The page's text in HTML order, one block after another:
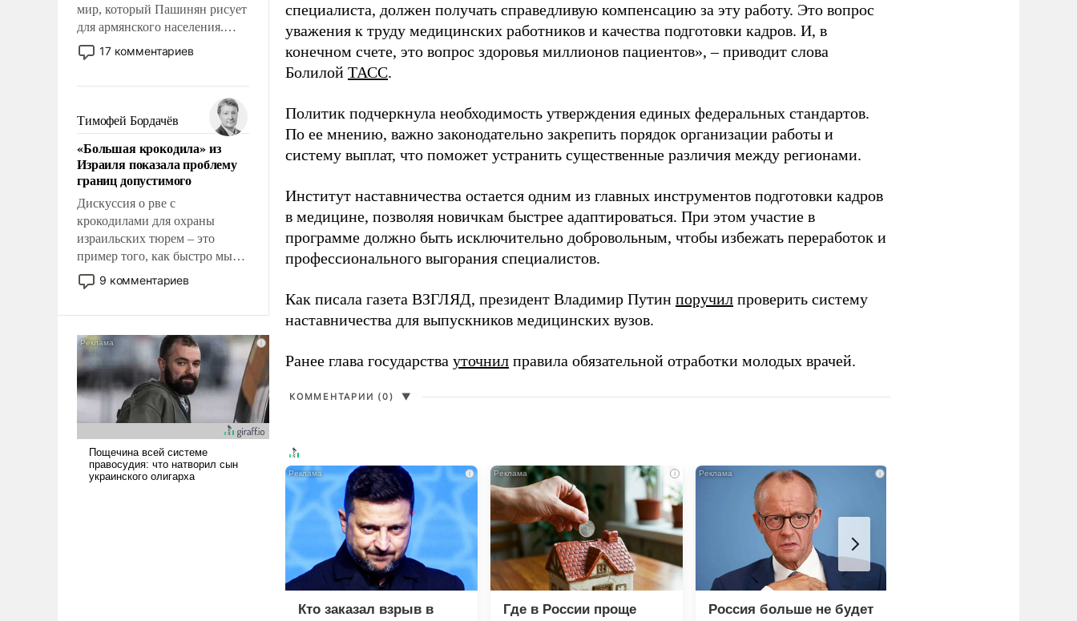
мир, который Пашинян рисует
для армянского населения.
Мир, где политические
прожекты будут безусловно
налогоплательщиков и где
Еревану за свои поступки не
нужно отвечать.
17 комментариев
Тимофей Бордачёв
«Большая крокодила» из
Израиля показала проблему
границ допустимого
Дискуссия о рве с
крокодилами для охраны
израильских тюрем – это
пример того, как быстро мы
двигаемся по пути
революционных изменений.
псевдонаучной фантастики,
стало всерьез обсуждаемой
идеей.
9 комментариев
специалиста, должен получать справедливую компенсацию за эту работу. Это вопрос
уважения к труду медицинских работников и качества подготовки кадров. И, в
конечном счете, это вопрос здоровья миллионов пациентов», – приводит слова
Болилой ТАСС.
Политик подчеркнула необходимость утверждения единых федеральных стандартов.
По ее мнению, важно законодательно закрепить порядок организации работы и
систему выплат, что поможет устранить существенные различия между регионами.
Институт наставничества остается одним из главных инструментов подготовки кадров
в медицине, позволяя новичкам быстрее адаптироваться. При этом участие в
программе должно быть исключительно добровольным, чтобы избежать переработок и
профессионального выгорания специалистов.
Как писала газета ВЗГЛЯД, президент Владимир Путин поручил проверить систему
наставничества для выпускников медицинских вузов.
Ранее глава государства уточнил правила обязательной отработки молодых врачей.
КОММЕНТАРИИ (0) ▼
i
Кто заказал взрыв в
i
Где в России проще
i
Россия больше не будет